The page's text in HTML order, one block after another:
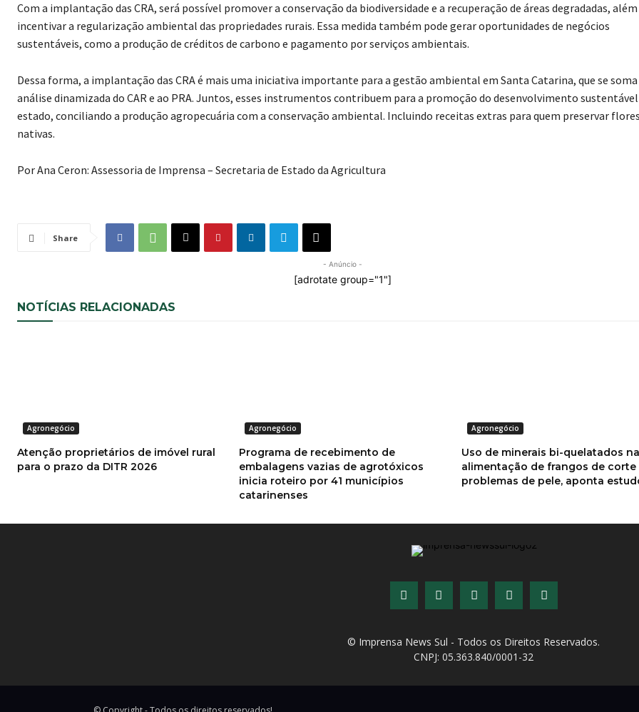
Com a implantação das CRA, será possível promover a conservação da biodiversidade e a recuperação de áreas degradadas, além
incentivar a regularização ambiental das propriedades rurais. Essa medida também pode gerar oportunidades de negócios
sustentáveis, como a produção de créditos de carbono e pagamento por serviços ambientais.
Dessa forma, a implantação das CRA é mais uma iniciativa importante para a gestão ambiental em Santa Catarina, que se soma
análise dinamizada do CAR e ao PRA. Juntos, esses instrumentos contribuem para a promoção do desenvolvimento
estado, conciliando a produção agropecuária com a conservação ambiental. Incluindo receitas extras para quem preservar
nativas.
Por Ana Ceron: Assessoria de Imprensa – Secretaria de Estado da Agricultura
Share
- Anúncio -
[adrotate group="1"]
NOTÍCIAS RELACIONADAS
Agronegócio
Atenção proprietários de imóvel rural
para o prazo da DITR 2026
Agronegócio
Programa de recebimento de
embalagens vazias de agrotóxicos
inicia roteiro por 41 municípios
catarinenses
Agronegócio
Uso de minerais bi-quelatados na
alimentação de frangos de corte
problemas de pele, aponta
© Imprensa News Sul - Todos os Direitos Reservados.
CNPJ: 05.363.840/0001-32